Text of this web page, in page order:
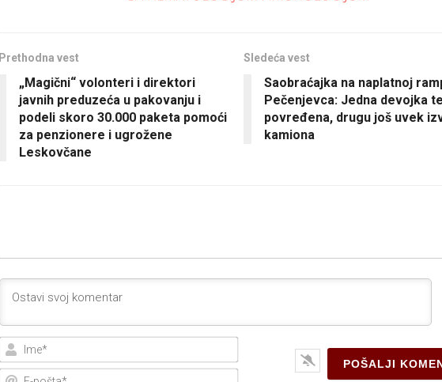
Prethodna vest
„Magični“ volonteri i direktori
javnih preduzeća u pakovanju i
podeli skoro 30.000 paketa pomoći
za penzionere i ugrožene
Leskovčane
Sledeća vest
Saobraćajka na naplatnoj
Pečenjevca: Jedna devojka
povređena, drugu još uvek
kamiona
Ime*
E-